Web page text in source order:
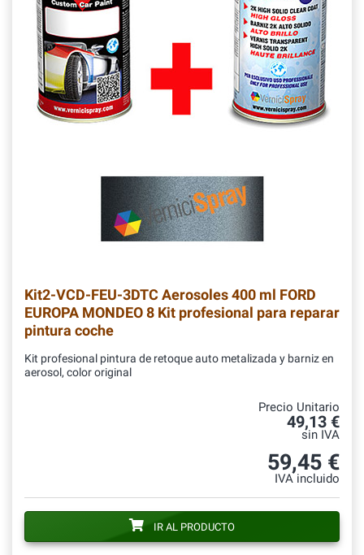
Kit2-VCD-FEU-3DTC Aerosoles 400 ml FORD
EUROPA MONDEO 8 Kit profesional para reparar
pintura coche
Kit profesional pintura de retoque auto metalizada y barniz en
aerosol, color original
Precio Unitario
49,13 €
sin IVA
59,45 €
IVA incluido
IR AL PRODUCTO